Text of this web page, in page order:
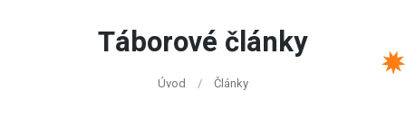
Táborové články
Úvod Články